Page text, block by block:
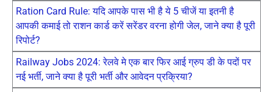
Ration Card Rule: यदि आपके पास भी है ये 5 चीजें या इतनी है
आपकी कमाई तो राशन कार्ड करें सरेंडर वरना होगी जेल, जाने क्या है पूरी
रिपोर्ट?
Railway Jobs 2024: रेलवे मे एक बार फिर आई ग्रुप डी के पदों पर
नई भर्ती, जाने क्या है पूरी भर्ती और आवेदन प्रक्रिया?